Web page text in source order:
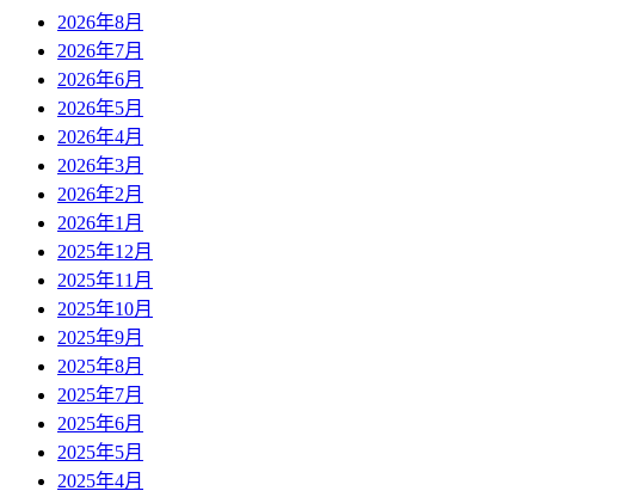
2026年8月
2026年7月
2026年6月
2026年5月
2026年4月
2026年3月
2026年2月
2026年1月
2025年12月
2025年11月
2025年10月
2025年9月
2025年8月
2025年7月
2025年6月
2025年5月
2025年4月